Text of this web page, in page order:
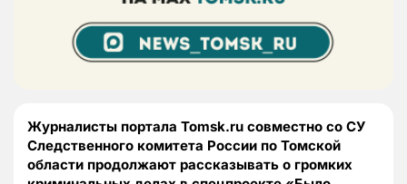
Журналисты портала Tomsk.ru совместно со СУ
Следственного комитета России по Томской
области продолжают рассказывать о громких